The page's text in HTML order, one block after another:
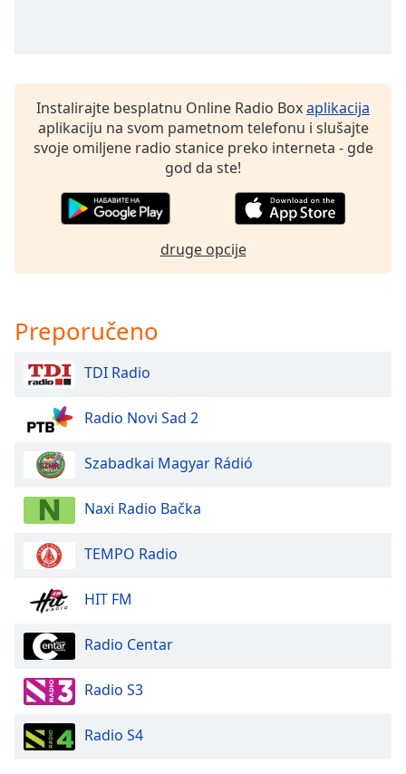
cancel
Text
Color
Opacity
Caption
Area
Background
Opacity
Size
Text
Edge
Instalirajte besplatnu Online Radio Boxaplikacija
aplikaciju na svom pametnom telefonu i slušajte
svoje omiljene radio stanice preko interneta - gde
god da ste!
druge opcije
Preporučeno
TDI Radio
Radio Novi Sad 2
Szabadkai Magyar Rádió
Naxi Radio Bačka
TEMPO Radio
HIT FM
Radio Centar
Radio S3
Radio S4